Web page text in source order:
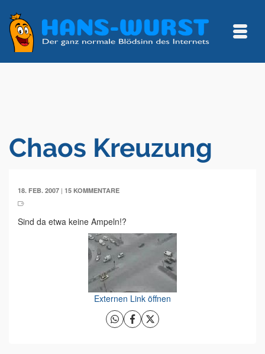
Chaos Kreuzung
18. FEB. 2007 | 15 KOMMENTARE
Sind da etwa keine Ampeln!?
Externen Link öffnen